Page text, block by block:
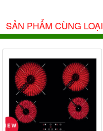
SẢN PHẨM CÙNG LOẠI